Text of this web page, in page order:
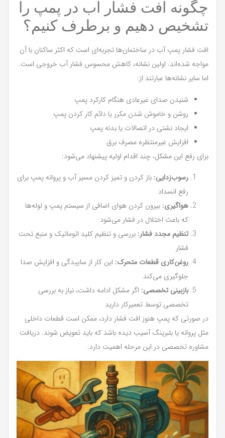
چگونه افت فشار آب در پمپ را
تشخیص دهیم و برطرف کنیم؟
افت فشار پمپ آب در ساختمان‌ها تجربه‌ای است که اکثر ساکنان با آن
مواجه شده‌اند. اولین نشانه، کاهش محسوس فشار آب خروجی است.
اما سایر نشانه‌ها عبارتند از:
شنیدن صدای غیرعادی هنگام کارکرد پمپ
روشن و خاموش شدن مکرر یا دائم کار کردن پمپ
ایجاد نشتی در اتصالات یا بدنه پمپ
افزایش غیرمنتظره مصرف برق
برای رفع این مشکل، چند اقدام اولیه پیشنهاد می‌شود:
رسوب‌زدایی: باز کردن و تمیز کردن مسیر آب و پروانه پمپ برای
رفع انسداد
هواگیری: بیرون کردن هوای اضافی از سیستم پمپ و لوله‌ها
که باعث اختلال در فشار می‌شود
تنظیم مجدد فشار: بررسی و تنظیم کلید اتوماتیک و منبع تحت
فشار
روغن‌کاری قطعات متحرک: این کار از ساییدگی و افزایش صدا
جلوگیری می‌کند
بازبینی تخصصی: اگر مشکل ادامه داشت، نیاز به بررسی
تخصصی توسط تعمیرکار دارید
در صورتی که پمپ هنوز افت فشار دارد، ممکن است قطعات داخلی
مثل پروانه یا بلبرینگ آسیب دیده باشد که باید تعویض شوند. دریافت
مشاوره تخصصی در این مرحله اهمیت دارد.